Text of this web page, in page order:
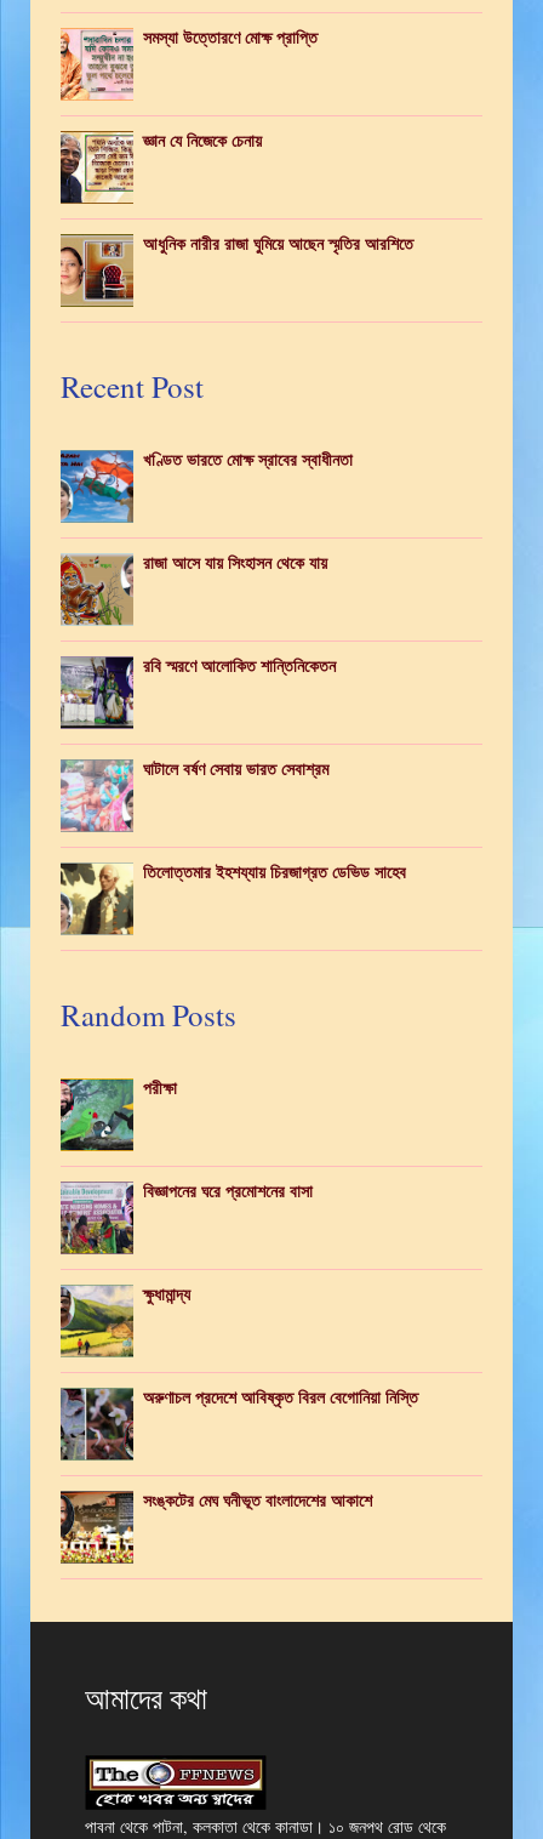
সমস্যা উত্তোরণে মোক্ষ প্রাপ্তি
জ্ঞান যে নিজেকে চেনায়
আধুনিক নারীর রাজা ঘুমিয়ে আছেন স্মৃতির আরশিতে
Recent Post
খণ্ডিত ভারতে মোক্ষ স্রাবের স্বাধীনতা
রাজা আসে যায় সিংহাসন থেকে যায়
রবি স্মরণে আলোকিত শান্তিনিকেতন
ঘাটালে বর্ষণ সেবায় ভারত সেবাশ্রম
তিলোত্তমার ইহশয্যায় চিরজাগ্রত ডেভিড সাহেব
Random Posts
পরীক্ষা
বিজ্ঞাপনের ঘরে প্রমোশনের বাসা
ক্ষুধামান্দ্য
অরুণাচল প্রদেশে আবিষ্কৃত বিরল বেগোনিয়া নিস্তি
সংঙ্কটের মেঘ ঘনীভূত বাংলাদেশের আকাশে
আমাদের কথা
পাবনা থেকে পাটনা, কলকাতা থেকে কানাডা। ১০ জনপথ রোড থেকে